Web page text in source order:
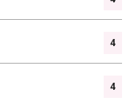
4
4